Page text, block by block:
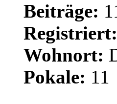
Beiträge:
Registriert:
Wohnort:
Pokale: 11